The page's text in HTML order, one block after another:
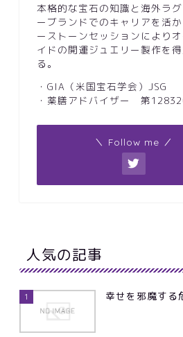
本格的な宝石の知識と海外ラ
ーブランドでのキャリアを活
ーストーンセッションにより
イドの開運ジュエリー製作を
る。
・GIA（米国宝石学会）JSG
・薬膳アドバイザー 第
＼ Follow me ／
人気の記事
1 幸せを邪魔する